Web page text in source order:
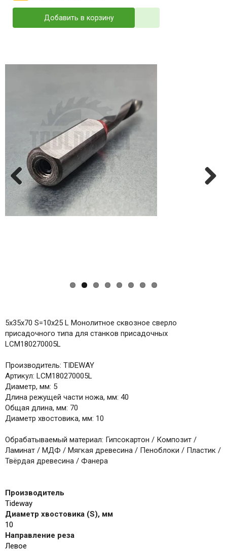
Добавить в корзину
Previ
ous
5x35x70 S=10x25 L Монолитное сквозное сверло
присадочного типа для станков присадочных
LCM180270005L
Производитель: TIDEWAY
Артикул: LCM180270005L
Диаметр, мм: 5
Длина режущей части ножа, мм: 40
Общая длина, мм: 70
Диаметр хвостовика, мм: 10
Обрабатываемый материал: Гипсокартон / Композит /
Ламинат / МДФ / Мягкая древесина / Пеноблоки / Пластик /
Твёрдая древесина / Фанера
Производитель
Tideway
Диаметр хвостовика (S), мм
10
Направление реза
Левое